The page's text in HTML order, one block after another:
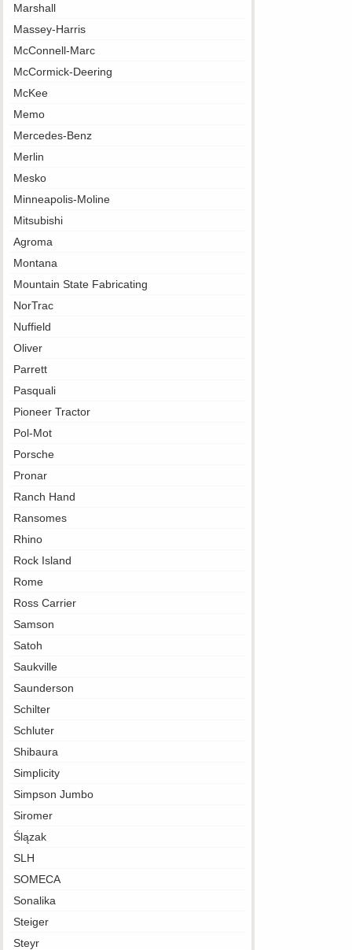
Marshall
Massey-Harris
McConnell-Marc
McCormick-Deering
McKee
Memo
Mercedes-Benz
Merlin
Mesko
Minneapolis-Moline
Mitsubishi
Agroma
Montana
Mountain State Fabricating
NorTrac
Nuffield
Oliver
Parrett
Pasquali
Pioneer Tractor
Pol-Mot
Porsche
Pronar
Ranch Hand
Ransomes
Rhino
Rock Island
Rome
Ross Carrier
Samson
Satoh
Saukville
Saunderson
Schilter
Schluter
Shibaura
Simplicity
Simpson Jumbo
Siromer
Ślązak
SLH
SOMECA
Sonalika
Steiger
Steyr